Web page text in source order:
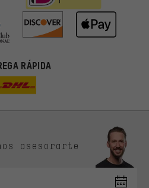
RÁPIDA
asesorarte
nos ayudan a identificar tus